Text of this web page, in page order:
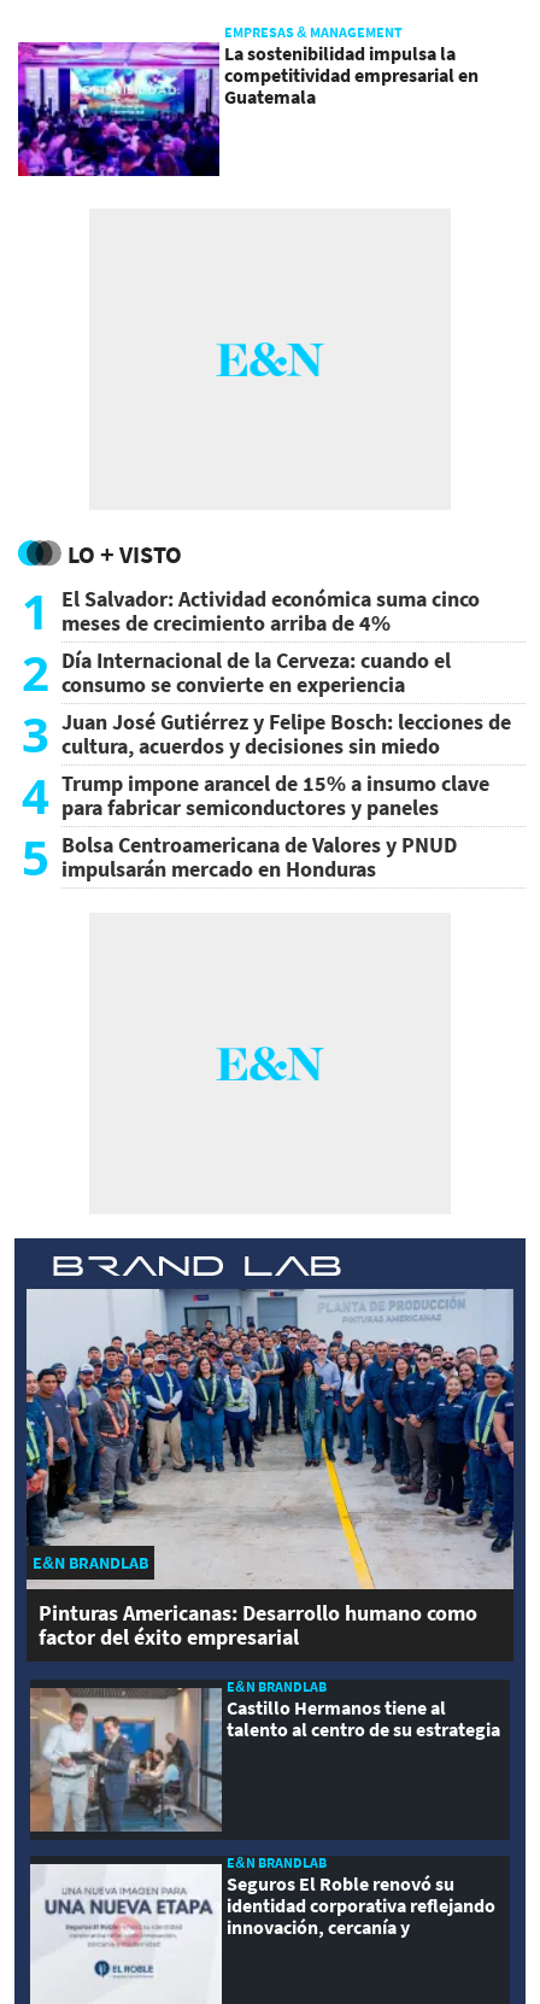
EMPRESAS & MANAGEMENT
La sostenibilidad impulsa la
competitividad empresarial en
Guatemala
LO + VISTO
1
El Salvador: Actividad económica suma cinco
meses de crecimiento arriba de 4%
2 Día Internacional de la Cerveza: cuando el
consumo se convierte en experiencia
3 Juan José Gutiérrez y Felipe Bosch: lecciones de
cultura, acuerdos y decisiones sin miedo
4 Trump impone arancel de 15% a insumo clave
para fabricar semiconductores y paneles
5 Bolsa Centroamericana de Valores y PNUD
impulsarán mercado en Honduras
E&N BRANDLAB
Pinturas Americanas: Desarrollo humano como
factor del éxito empresarial
E&N BRANDLAB
Castillo Hermanos tiene al
talento al centro de su estrategia
E&N BRANDLAB
Seguros El Roble renovó su
identidad corporativa reflejando
innovación, cercanía y